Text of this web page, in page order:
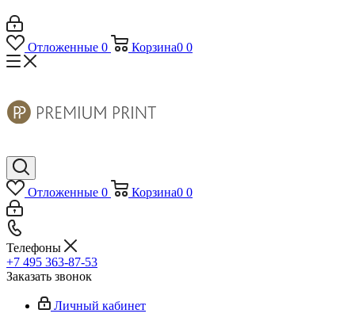
Отложенные 0 Корзина0 0
Отложенные 0 Корзина0 0
Телефоны
+7 495 363-87-53
Заказать звонок
Личный кабинет